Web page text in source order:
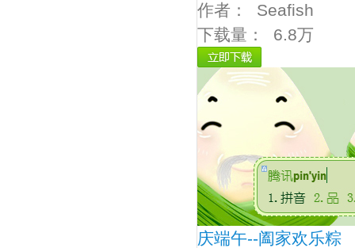
作者： Seafish
下载量： 6.8万
庆端午--阖家欢乐粽